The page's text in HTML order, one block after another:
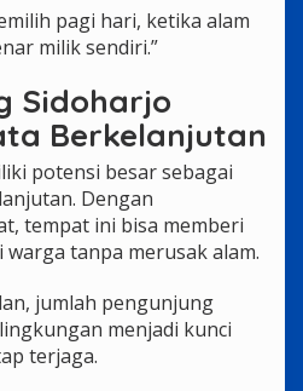
pagi hari, ketika alam
milik sendiri.”
Sidoharjo
Berkelanjutan
potensi besar sebagai
Dengan
tempat ini bisa memberi
tanpa merusak alam.
jumlah pengunjung
menjadi kunci
terjaga.